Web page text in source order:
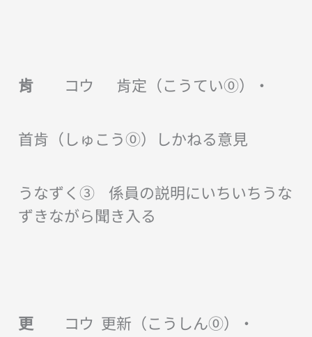
肯コウ 肯定（こうてい⓪）・
首肯（しゅこう⓪）しかねる意見
うなずく③ 係員の説明にいちいちうな
ずきながら聞き入る
更コウ 更新（こうしん⓪）・